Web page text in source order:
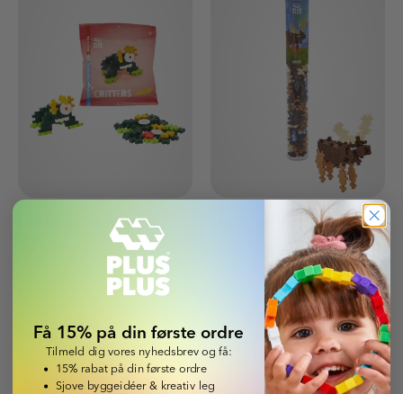
Critters - Thump
Få 15% på din første ordre
Tilmeld dig vores nyhedsbrev og få:
15% rabat på din første ordre
Sjove byggeidéer & kreativ leg